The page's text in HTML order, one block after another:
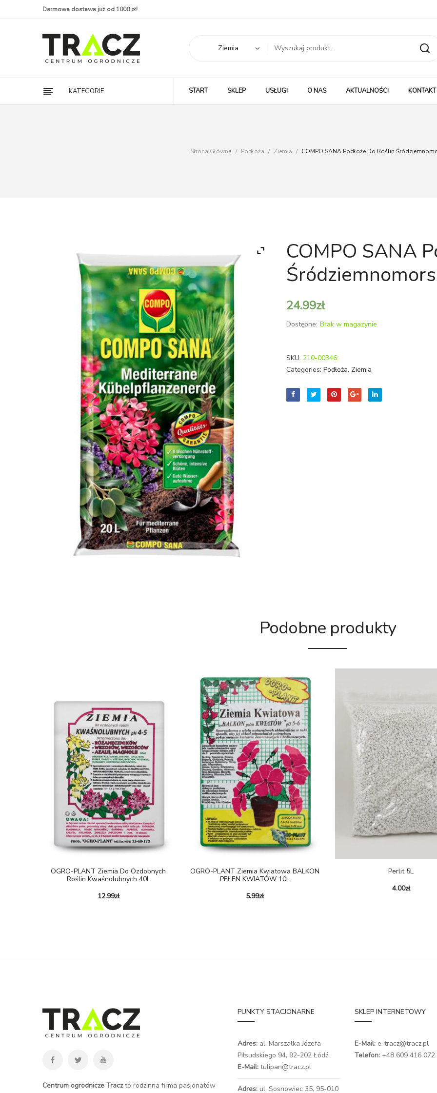
Darmowa dostawa już od 1000 zł!
Ziemia
KATEGORIE START SKLEP USŁUGI O NAS AKTUALNOŚCI KONTAKT
Strona Główna / Podłoża / Ziemia / COMPO SANA Podłoże Do Roślin
COMPO SANA
24.99zł
Dostępne: Brak w magazynie
SKU: 210-00346
Categories: Podłoża, Ziemia
Podobne produkty
OGRO-PLANT Ziemia Do Ozdobnych
Roślin Kwaśnolubnych 40L
12.99zł
OGRO-PLANT Ziemia Kwiatowa BALKON
PEŁEN KWIATÓW 10L
5.99zł
Perlit 5L
4.00zł
Centrum ogrodnicze Traczto rodzinna firma pasjonatów
PUNKTY STACJONARNE
Adres: al. Marszałka Józefa
Piłsudskiego 94, 92-202 Łódź
E-Mail: tulipan@tracz.pl
Adres: ul. Sosnowiec 35, 95-010
SKLEP INTERNETOWY
E-Mail: e-tracz@tracz.pl
Telefon: +48 609 416 072